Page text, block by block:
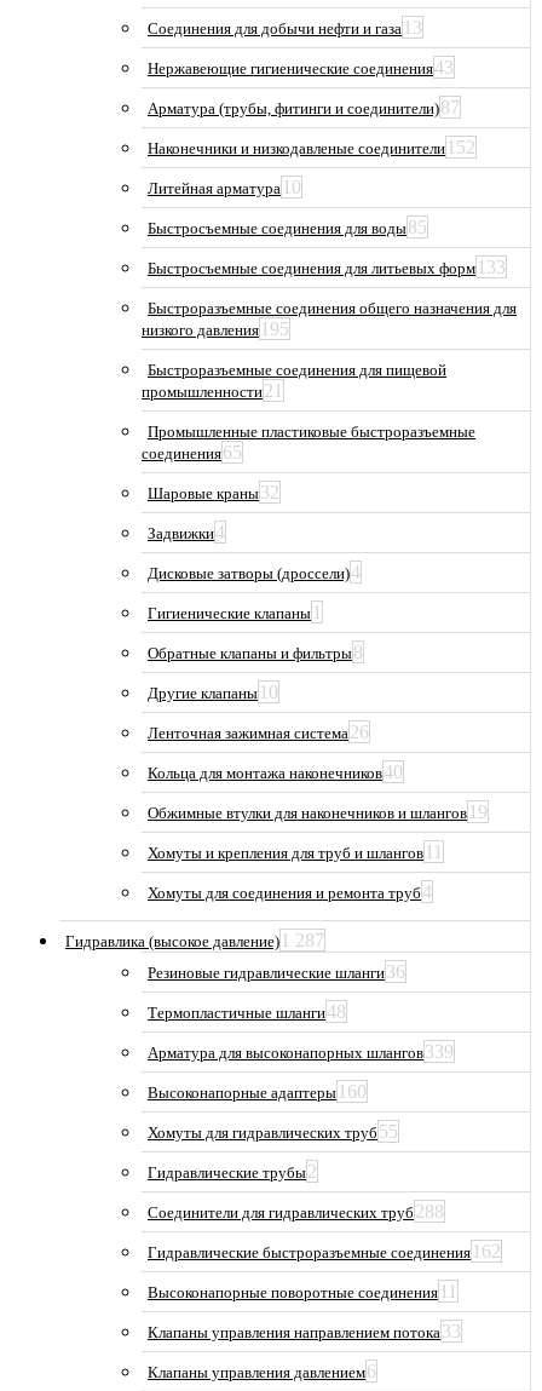
Соединения для добычи нефти и газа 13
Нержавеющие гигиенические соединения43
Арматура (трубы, фитинги и соединители)87
Наконечники и низкодавленые соединители 152
Литейная арматура 10
Быстросъемные соединения для воды85
Быстросъемные соединения для литьевых форм 133
Быстроразъемные соединения общего назначения для
низкого давления 195
Быстроразъемные соединения для пищевой
промышленности21
Промышленные пластиковые быстроразъемные
соединения65
Шаровые краны32
Задвижки4
Дисковые затворы (дроссели)4
Гигиенические клапаны 1
Обратные клапаны и фильтры8
Другие клапаны 10
Ленточная зажимная система26
Кольца для монтажа наконечников40
Обжимные втулки для наконечников и шлангов 19
Хомуты и крепления для труб и шлангов 11
Хомуты для соединения и ремонта труб4
Гидравлика (высокое давление) 1 287
Резиновые гидравлические шланги36
Термопластичные шланги48
Арматура для высоконапорных шлангов339
Высоконапорные адаптеры 160
Хомуты для гидравлических труб 55
Гидравлические трубы2
Соединители для гидравлических труб 288
Гидравлические быстроразъемные соединения 162
Высоконапорные поворотные соединения 11
Клапаны управления направлением потока33
Клапаны управления давлением6